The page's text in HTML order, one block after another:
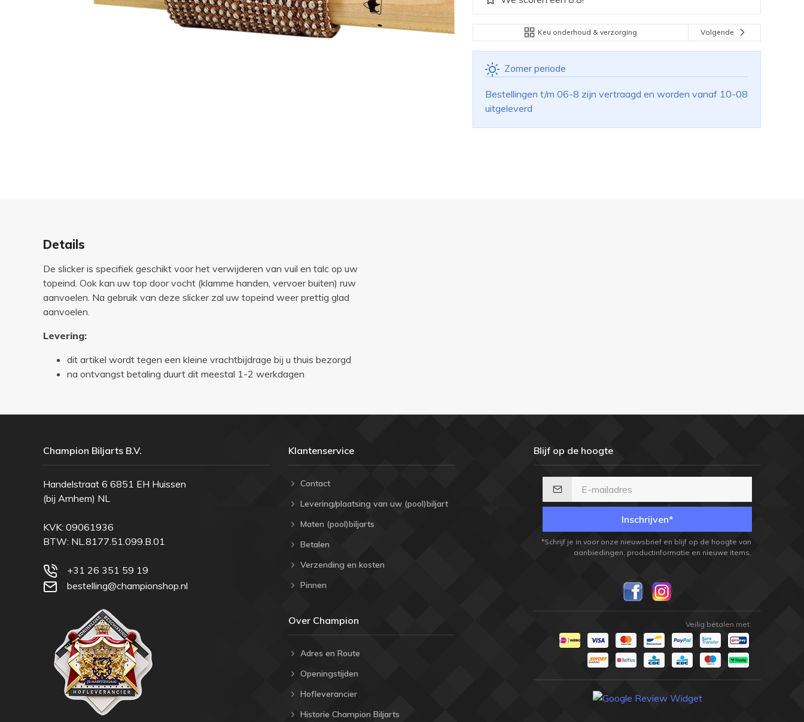
Keu onderhoud & verzorging Volgende
Zomer periode
Bestellingen t/m 06-8 zijn vertraagd en worden vanaf 10-08
uitgeleverd
Details
De slicker is specifiek geschikt voor het verwijderen van vuil en talc op uw
topeind. Ook kan uw top door vocht (klamme handen, vervoer buiten) ruw
aanvoelen. Na gebruik van deze slicker zal uw topeind weer prettig glad
aanvoelen.
Levering:
dit artikel wordt tegen een kleine vrachtbijdrage bij u thuis bezorgd
na ontvangst betaling duurt dit meestal 1-2 werkdagen
Champion Biljarts B.V.
Handelstraat 6 6851 EH Huissen
(bij Arnhem) NL
KVK: 09061936
BTW: NL.8177.51.099.B.01
+31 26 351 59 19
bestelling@championshop.nl
Klantenservice
Contact
Levering/plaatsing van uw (pool)biljart
Maten (pool)biljarts
Betalen
Verzending en kosten
Pinnen
Over Champion
Adres en Route
Openingstijden
Hofleverancier
Historie Champion Biljarts
Blijf op de hoogte
Inschrijven*
*Schrijf je in voor onze nieuwsbrief en blijf op de hoogte van
aanbiedingen, productinformatie en nieuwe items.
Veilig betalen met: